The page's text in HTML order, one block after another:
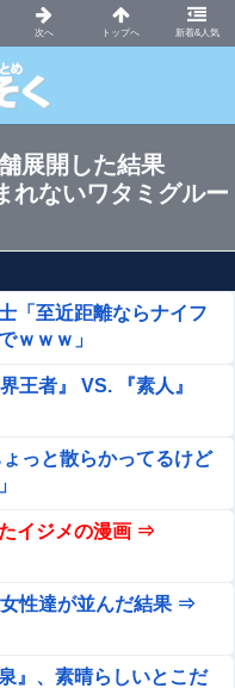
新着&人気
ース速報VIP
展開した結果
れないワタミグルー
「至近距離ならナイフ
ｗｗｗ」
王者』 VS. 『素人』
っと散らかってるけど
イジメの漫画 ⇒
女性達が並んだ結果 ⇒
』、素晴らしいとこだ